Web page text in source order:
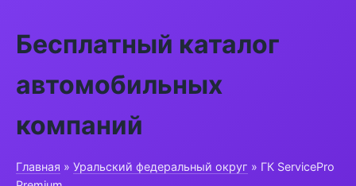
Бесплатный каталог
автомобильных
компаний
Главная » Уральский федеральный округ » ГК ServicePro